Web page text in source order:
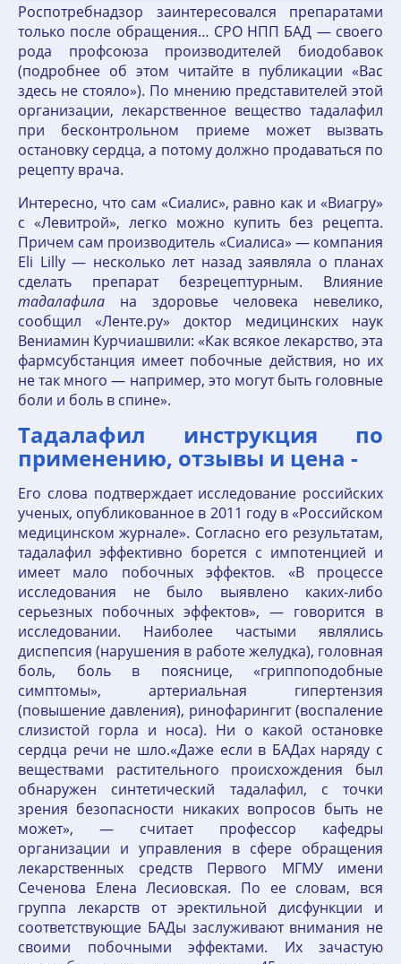
Роспотребнадзор заинтересовался препаратами
только после обращения… СРО НПП БАД — своего
рода профсоюза производителей биодобавок
(подробнее об этом читайте в публикации «Вас
здесь не стояло»). По мнению представителей этой
организации, лекарственное вещество тадалафил
при бесконтрольном приеме может вызвать
остановку сердца, а потому должно продаваться по
рецепту врача.
Интересно, что сам «Сиалис», равно как и «Виагру»
с «Левитрой», легко можно купить без рецепта.
Причем сам производитель «Сиалиса» — компания
Eli Lilly — несколько лет назад заявляла о планах
сделать препарат безрецептурным. Влияние
тадалафила на здоровье человека невелико,
сообщил «Ленте.ру» доктор медицинских наук
Вениамин Курчиашвили: «Как всякое лекарство, эта
фармсубстанция имеет побочные действия, но их
не так много — например, это могут быть головные
боли и боль в спине».
Тадалафил инструкция по
применению, отзывы и цена -
Его слова подтверждает исследование российских
ученых, опубликованное в 2011 году в «Российском
медицинском журнале». Согласно его результатам,
тадалафил эффективно борется с импотенцией и
имеет мало побочных эффектов. «В процессе
исследования не было выявлено каких-либо
серьезных побочных эффектов», — говорится в
исследовании. Наиболее частыми являлись
диспепсия (нарушения в работе желудка), головная
боль, боль в пояснице, «гриппоподобные
симптомы», артериальная гипертензия
(повышение давления), ринофарингит (воспаление
слизистой горла и носа). Ни о какой остановке
сердца речи не шло.«Даже если в БАДах наряду с
веществами растительного происхождения был
обнаружен синтетический тадалафил, с точки
зрения безопасности никаких вопросов быть не
может», — считает профессор кафедры
организации и управления в сфере обращения
лекарственных средств Первого МГМУ имени
Сеченова Елена Лесиовская. По ее словам, вся
группа лекарств от эректильной дисфункции и
соответствующие БАДы заслуживают внимания не
своими побочными эффектами. Их зачастую